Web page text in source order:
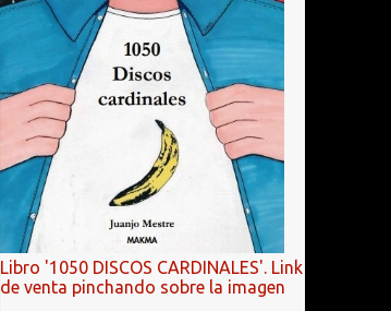
Libro '1050 DISCOS CARDINALES'. Link
de venta pinchando sobre la imagen